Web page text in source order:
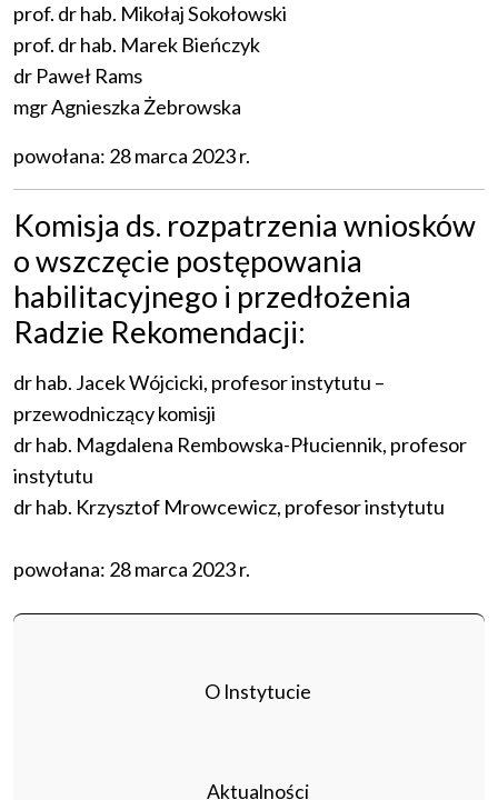
O Instytucie
Aktualności
prof. dr hab. Mikołaj Sokołowski
prof. dr hab. Marek Bieńczyk
dr Paweł Rams
mgr Agnieszka Żebrowska
powołana: 28 marca 2023 r.
Komisja ds. rozpatrzenia wniosków
o wszczęcie postępowania
habilitacyjnego i przedłożenia
Radzie Rekomendacji:
dr hab. Jacek Wójcicki, profesor instytutu –
przewodniczący komisji
dr hab. Magdalena Rembowska-Płuciennik, profesor
instytutu
dr hab. Krzysztof Mrowcewicz, profesor instytutu
powołana: 28 marca 2023 r.